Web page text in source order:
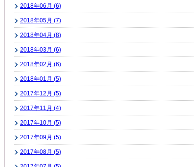
2018年06月 (6)
2018年05月 (7)
2018年04月 (8)
2018年03月 (6)
2018年02月 (6)
2018年01月 (5)
2017年12月 (5)
2017年11月 (4)
2017年10月 (5)
2017年09月 (5)
2017年08月 (5)